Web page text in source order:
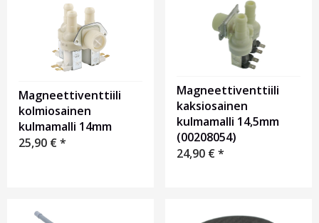
Magneettiventtiili
kolmiosainen
kulmamalli 14mm
25,90 €*
Magneettiventtiili
kaksiosainen
kulmamalli 14,5mm
(00208054)
24,90 €*